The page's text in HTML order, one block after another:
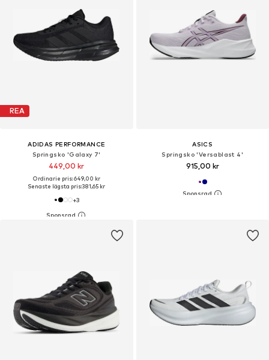
REA
ADIDAS PERFORMANCE
Springsko 'Galaxy 7'
449,00 kr
Ordinarie pris: 649,00 kr
Senaste lägsta pris:381,65 kr
+3
ASICS
Springsko 'Versablast 4'
915,00 kr